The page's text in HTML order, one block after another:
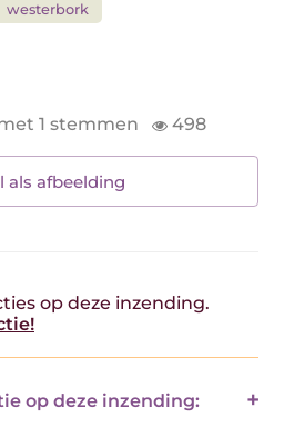
westerbork
1 stemmen 498
als afbeelding
op deze inzending.
op deze inzending: